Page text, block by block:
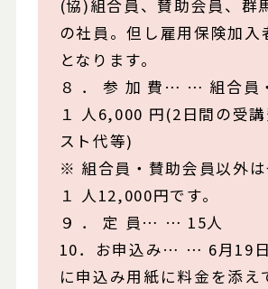
(協)組合員、賛助会員、群
の社員。但し雇用保険加入
となります。
８ ． 参 加 費… … 組合員
１ 人6,000 円(2日間の受
スト代等)
※ 組合員・賛助会員以外
１ 人12,000円です。
９ ． 定 員… … 15人
10．お申込み… … 6月19
に申込み用紙に料金を添え